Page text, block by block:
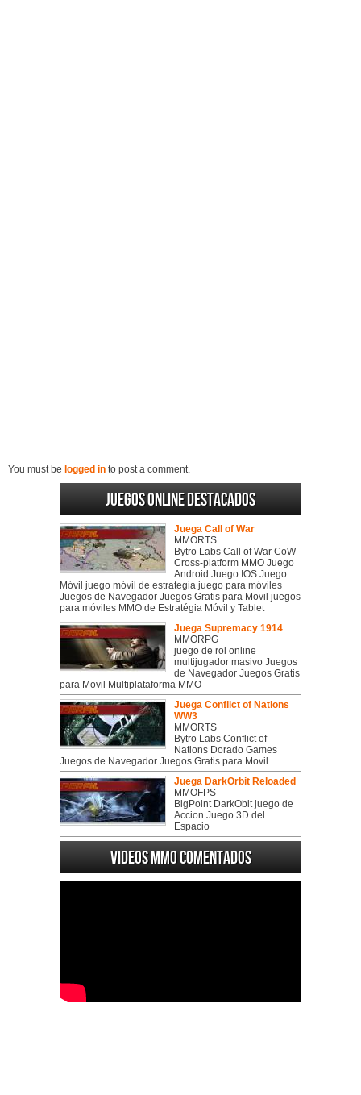
You must be logged in to post a comment.
Juegos online destacados
Juega Call of War
MMORTS
Bytro Labs Call of War CoW
Cross-platform MMO Juego
Android Juego IOS Juego
Móvil juego móvil de estrategia juego para móviles
Juegos de Navegador Juegos Gratis para Movil juegos
para móviles MMO de Estratégia Móvil y Tablet
Juega Supremacy 1914
MMORPG
juego de rol online
multijugador masivo Juegos
de Navegador Juegos Gratis
para Movil Multiplataforma MMO
Juega Conflict of Nations
WW3
MMORTS
Bytro Labs Conflict of
Nations Dorado Games
Juegos de Navegador Juegos Gratis para Movil
Juega DarkOrbit Reloaded
MMOFPS
BigPoint DarkObit juego de
Accion Juego 3D del
Espacio
Videos MMO Comentados